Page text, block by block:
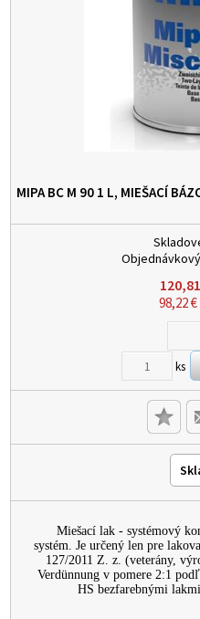
MIPA BC M 90 1 L, MIEŠACÍ
120,81
98,22€
ks
Miešací lak - systémový
systém. Je určený len pre
127/2011 Z. z. (veterány,
Verdünnung v pomere 2:1
HS bezfarebnými